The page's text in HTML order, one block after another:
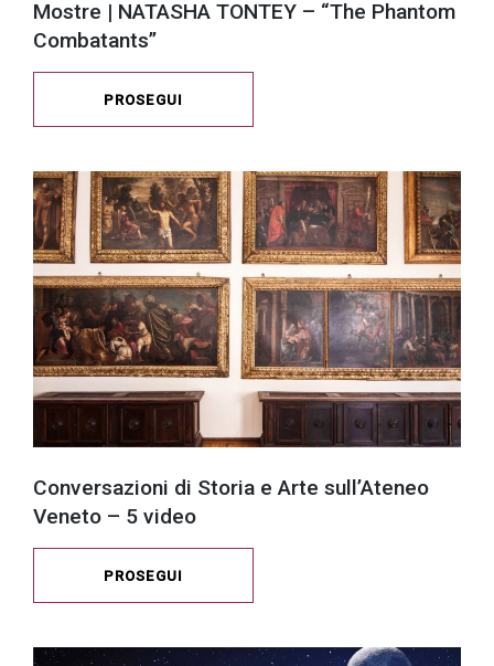
Mostre | NATASHA TONTEY – “The Phantom
Combatants”
PROSEGUI
Conversazioni di Storia e Arte sull’Ateneo
Veneto – 5 video
PROSEGUI